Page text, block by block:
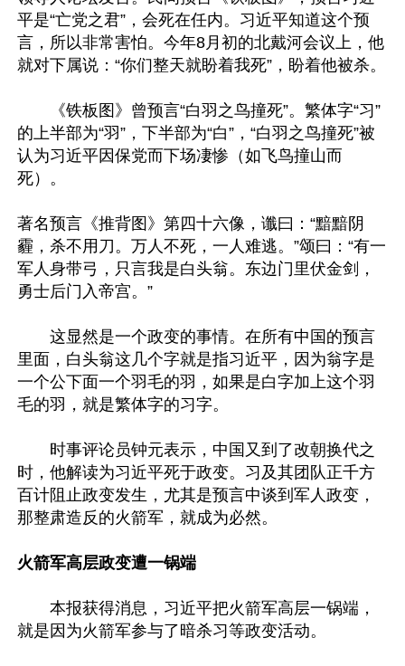
平是“亡党之君”，会死在任内。习近平知道这个预
言，所以非常害怕。今年8月初的北戴河会议上，他
就对下属说：“你们整天就盼着我死”，盼着他被杀。
《铁板图》曾预言“白羽之鸟撞死”。繁体字“习”
的上半部为“羽”，下半部为“白”，“白羽之鸟撞死”被
认为习近平因保党而下场凄惨（如飞鸟撞山而
死）。
著名预言《推背图》第四十六像，谶曰：“黯黯阴
霾，杀不用刀。万人不死，一人难逃。”颂曰：“有一
军人身带弓，只言我是白头翁。东边门里伏金剑，
勇士后门入帝宫。”
这显然是一个政变的事情。在所有中国的预言
里面，白头翁这几个字就是指习近平，因为翁字是
一个公下面一个羽毛的羽，如果是白字加上这个羽
毛的羽，就是繁体字的习字。
时事评论员钟元表示，中国又到了改朝换代之
时，他解读为习近平死于政变。习及其团队正千方
百计阻止政变发生，尤其是预言中谈到军人政变，
那整肃造反的火箭军，就成为必然。
火箭军高层政变遭一锅端
本报获得消息，习近平把火箭军高层一锅端，
就是因为火箭军参与了暗杀习等政变活动。